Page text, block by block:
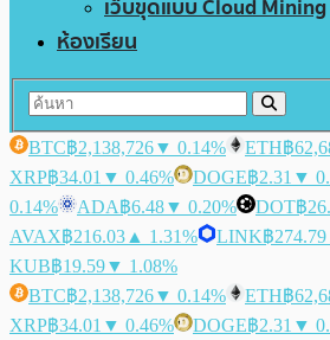
เว็บขุดแบบ Cloud Mining
ห้องเรียน
BTC฿2,138,726▼ 0.14% ETH฿
XRP฿34.01 ▼ 0.46% DOGE฿2.31 ▼
0.14%
ADA฿6.48▼ 0.20% DOT฿
AVAX฿216.03 ▲ 1.31% LINK฿274.79
KUB฿19.59▼ 1.08%
BTC฿2,138,726▼ 0.14% ETH฿
XRP฿34.01 ▼ 0.46% DOGE฿2.31 ▼